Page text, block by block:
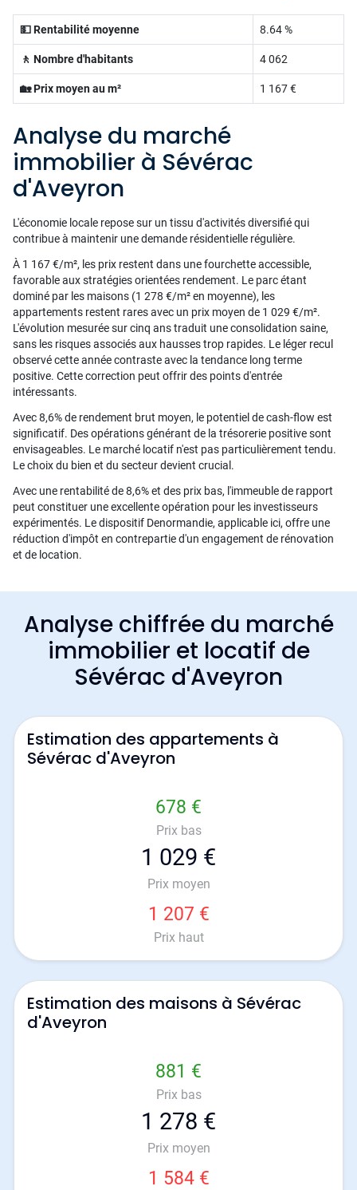
💵 Rentabilité moyenne 8.64 %
🚶 Nombre d'habitants 4 062
🏡 Prix moyen au m² 1 167 €
Analyse du marché
immobilier à Sévérac
d'Aveyron
L'économie locale repose sur un tissu d'activités diversifié qui
contribue à maintenir une demande résidentielle régulière.
À 1 167 €/m², les prix restent dans une fourchette accessible,
favorable aux stratégies orientées rendement. Le parc étant
dominé par les maisons (1 278 €/m² en moyenne), les
appartements restent rares avec un prix moyen de 1 029 €/m².
L'évolution mesurée sur cinq ans traduit une consolidation saine,
sans les risques associés aux hausses trop rapides. Le léger recul
observé cette année contraste avec la tendance long terme
positive. Cette correction peut offrir des points d'entrée
intéressants.
Avec 8,6% de rendement brut moyen, le potentiel de cash-flow est
significatif. Des opérations générant de la trésorerie positive sont
envisageables. Le marché locatif n'est pas particulièrement tendu.
Le choix du bien et du secteur devient crucial.
Avec une rentabilité de 8,6% et des prix bas, l'immeuble de rapport
peut constituer une excellente opération pour les investisseurs
expérimentés. Le dispositif Denormandie, applicable ici, offre une
réduction d'impôt en contrepartie d'un engagement de rénovation
et de location.
Analyse chiffrée du marché
immobilier et locatif de
Sévérac d'Aveyron
Estimation des appartements à
Sévérac d'Aveyron
678 €
Prix bas
1 029 €
Prix moyen
1 207 €
Prix haut
Estimation des maisons à Sévérac
d'Aveyron
881 €
Prix bas
1 278 €
Prix moyen
1 584 €